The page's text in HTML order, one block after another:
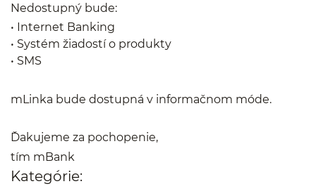
Nedostupný bude:
• Internet Banking
• Systém žiadostí o produkty
• SMS
mLinka bude dostupná v informačnom móde.
Ďakujeme za pochopenie,
tím mBank
Kategórie: